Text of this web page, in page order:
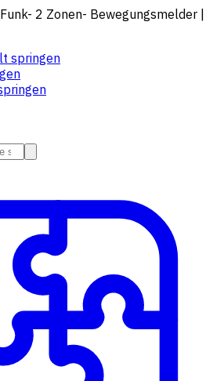
2 Zonen- Bewegungsmelder |
springen